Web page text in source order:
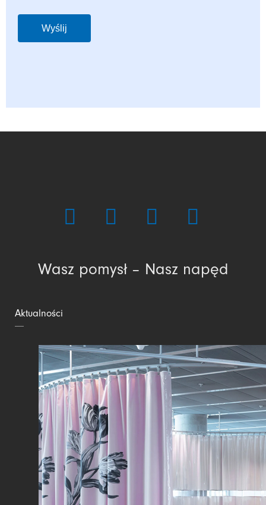
Wyślij
Wasz pomysł – Nasz napęd
Aktualności